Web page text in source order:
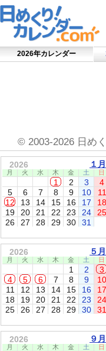
2026年カレンダー
© 2003-2026 日め
2026 １月
月 火 水 木 金 土 日
1 2 3
4
5
6 7 8 9 10
11
12
13 14 15 16 17
18
19
20 21 22 23 24
25
26
27 28 29 30 31
2026 ５月
月 火 水 木 金 土 日
1 2
3
4
5 6 7 8 9
10
11
12 13 14 15 16
17
18
19 20 21 22 23
24
25
26 27 28 29 30 31
2026 ９月
月 火 水 木 金 土 日